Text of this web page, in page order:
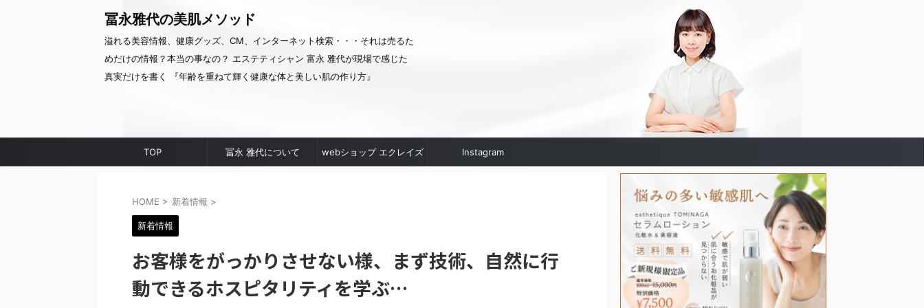
冨永雅代の美肌メソッド
溢れる美容情報、健康グッズ、CM、インターネット検索・・・それは売るた
めだけの情報？本当の事なの？ エステティシャン 富永 雅代が現場で感じた
真実だけを書く 『年齢を重ねて輝く健康な体と美しい肌の作り方』
TOP 冨永 雅代について webショップ エクレイズ Instagram
HOME > 新着情報 >
新着情報
お客様をがっかりさせない様、まず技術、自然に行
動できるホスピタリティを学ぶ…